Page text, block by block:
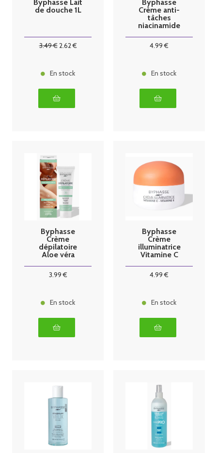
Byphasse Lait
de douche 1L
3.49€2.62€
En stock
Byphasse
Crème anti-
tâches
niacinamide
4.99 €
En stock
Byphasse
Crème
dépilatoire
Aloe véra
3.99€
En stock
Byphasse
Crème
illuminatrice
Vitamine C
4.99 €
En stock